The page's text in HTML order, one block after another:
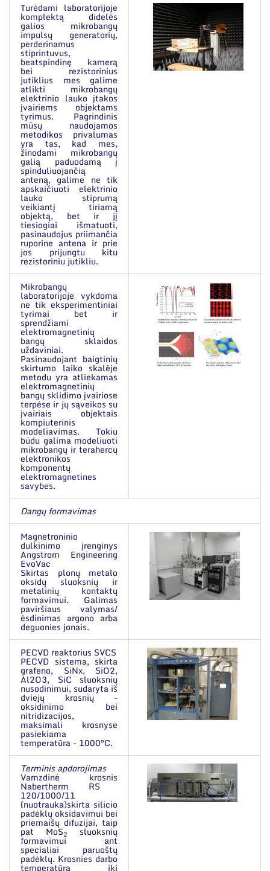
Turėdami laboratorijoje
komplektą didelės
galios mikrobangų
impulsų generatorių,
perderinamus
stiprintuvus,
beatspindinę kamerą
bei rezistorinius
jutiklius mes galime
atlikti mikrobangų
elektrinio lauko įtakos
įvairiems objektams
tyrimus. Pagrindinis
mūsų naudojamos
metodikos privalumas
yra tas, kad mes,
žinodami mikrobangų
galią paduodamą į
spinduliuojančią
anteną, galime ne tik
apskaičiuoti elektrinio
lauko stiprumą
veikiantį tiriamą
objektą, bet ir jį
tiesiogiai išmatuoti,
pasinaudojus priimančia
ruporine antena ir prie
jos prijungtu kitu
rezistoriniu jutikliu.
Mikrobangų
laboratorijoje vykdoma
ne tik eksperimentiniai
tyrimai bet ir
sprendžiami
elektromagnetinių
bangų sklaidos
uždaviniai.
Pasinaudojant baigtinių
skirtumo laiko skalėje
metodu yra atliekamas
elektromagnetinių
bangų sklidimo įvairiose
terpėse ir jų sąveikos su
įvairiais objektais
kompiuterinis
modeliavimas. Tokiu
būdu galima modeliuoti
mikrobangų ir terahercų
elektronikos
komponentų
elektromagnetines
savybes.
Dangų formavimas
Magnetroninio
dulkinimo įrenginys
Angstrom Engineering
EvoVac
Skirtas plonų metalo
oksidų sluoksnių ir
metalinių kontaktų
formavimui. Galimas
paviršiaus valymas/
ėsdinimas argono arba
deguonies jonais.
PECVD reaktorius SVCS
PECVD sistema, skirta
grafeno, SiNx, SiO2,
Al2O3, SiC sluoksnių
nusodinimui, sudaryta iš
dviejų krosnių -
oksidinimo bei
nitridizacijos,
maksimali krosnyse
pasiekiama
temperatūra - 1000°C.
Terminis apdorojimas
Vamzdinė krosnis
Nabertherm RS
120/1000/11
(nuotrauka)skirta silicio
padėklų oksidavimui bei
priemaišų difuzijai, taip
pat MoS2 sluoksnių
formavimui ant
specialiai paruoštų
padėklų. Krosnies darbo
temperatūra iki